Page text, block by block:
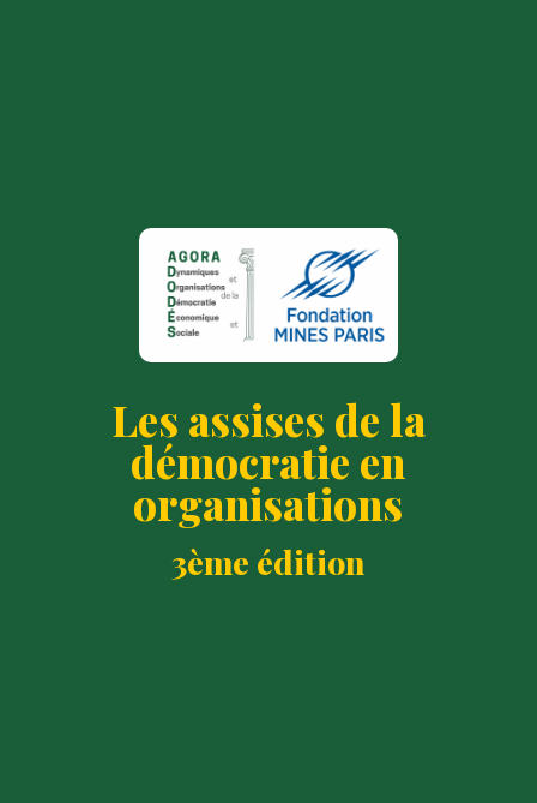
Les assises de la
démocratie en
organisations
3ème édition